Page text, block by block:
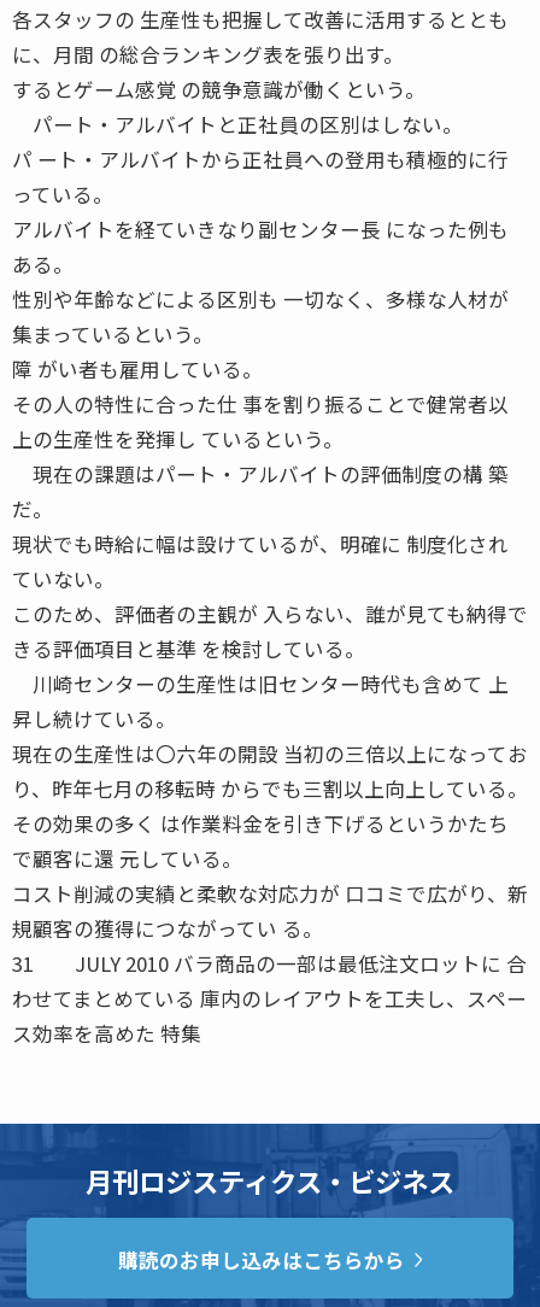
各スタッフの 生産性も把握して改善に活用するととも
に、月間 の総合ランキング表を張り出す。
するとゲーム感覚 の競争意識が働くという。
パート・アルバイトと正社員の区別はしない。
パ ート・アルバイトから正社員への登用も積極的に行
っている。
アルバイトを経ていきなり副センター長 になった例も
ある。
性別や年齢などによる区別も 一切なく、多様な人材が
集まっているという。
障 がい者も雇用している。
その人の特性に合った仕 事を割り振ることで健常者以
上の生産性を発揮し ているという。
現在の課題はパート・アルバイトの評価制度の構 築
だ。
現状でも時給に幅は設けているが、明確に 制度化され
ていない。
このため、評価者の主観が 入らない、誰が見ても納得で
きる評価項目と基準 を検討している。
川崎センターの生産性は旧センター時代も含めて 上
昇し続けている。
現在の生産性は〇六年の開設 当初の三倍以上になってお
り、昨年七月の移転時 からでも三割以上向上している。
その効果の多く は作業料金を引き下げるというかたち
で顧客に還 元している。
コスト削減の実績と柔軟な対応力が 口コミで広がり、新
規顧客の獲得につながってい る。
31 JULY 2010 バラ商品の一部は最低注文ロットに 合
わせてまとめている 庫内のレイアウトを工夫し、スペー
ス効率を高めた 特集
月刊ロジスティクス・ビジネス
購読のお申し込みはこちらから